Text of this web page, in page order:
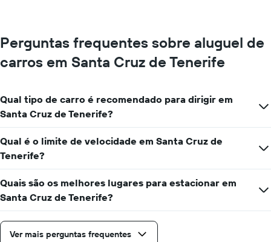
Perguntas frequentes sobre aluguel de
carros em Santa Cruz de Tenerife
Qual tipo de carro é recomendado para dirigir em
Santa Cruz de Tenerife?
Qual é o limite de velocidade em Santa Cruz de
Tenerife?
Quais são os melhores lugares para estacionar em
Santa Cruz de Tenerife?
Ver mais perguntas frequentes